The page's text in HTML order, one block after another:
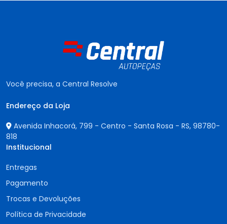
Você precisa, a Central Resolve
Endereço da Loja
Avenida Inhacorá, 799 - Centro - Santa Rosa - RS, 98780-
818
Institucional
Entregas
Pagamento
Trocas e Devoluções
Política de Privacidade